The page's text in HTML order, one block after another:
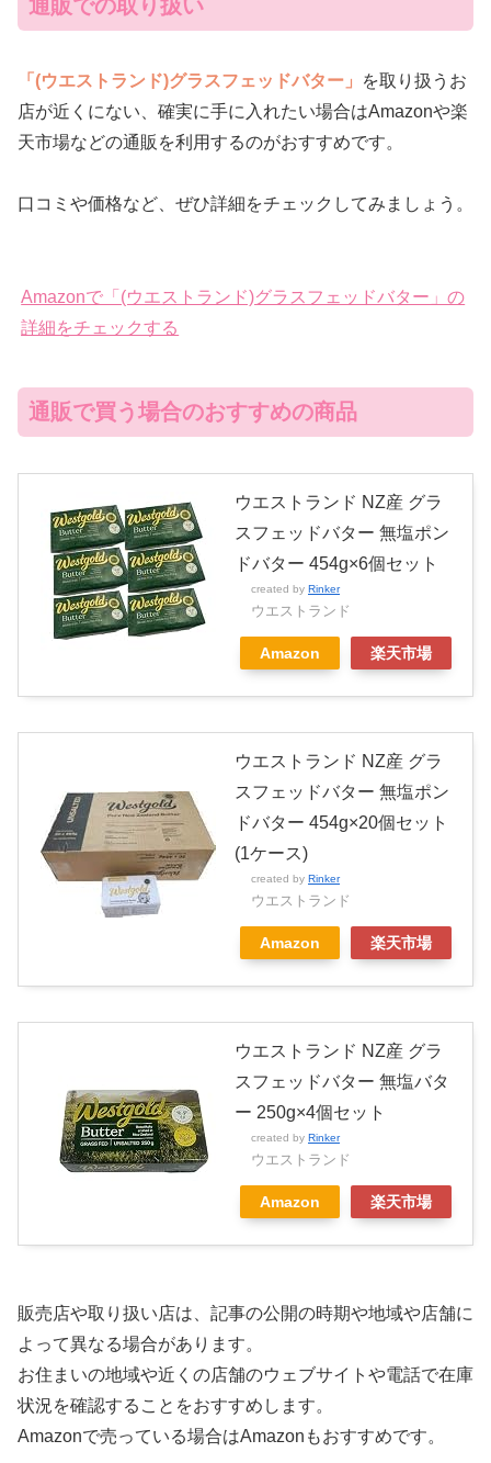
通販での取り扱い
「(ウエストランド)グラスフェッドバター」
を取り扱うお
店が近くにない、確実に手に入れたい場合はAmazonや楽
天市場などの通販を利用するのがおすすめです。
口コミや価格など、ぜひ詳細をチェックしてみましょう。
Amazonで「(ウエストランド)グラスフェッドバター」の
詳細をチェックする
通販で買う場合のおすすめの商品
ウエストランド NZ産 グラ
スフェッドバター 無塩ポン
ドバター 454g×6個セット
created by Rinker
ウエストランド
Amazon 楽天市場
ウエストランド NZ産 グラ
スフェッドバター 無塩ポン
ドバター 454g×20個セット
(1ケース)
created by Rinker
ウエストランド
Amazon 楽天市場
ウエストランド NZ産 グラ
スフェッドバター 無塩バタ
ー 250g×4個セット
created by Rinker
ウエストランド
Amazon 楽天市場
販売店や取り扱い店は、記事の公開の時期や地域や店舗に
よって異なる場合があります。
お住まいの地域や近くの店舗のウェブサイトや電話で在庫
状況を確認することをおすすめします。
Amazonで売っている場合はAmazonもおすすめです。